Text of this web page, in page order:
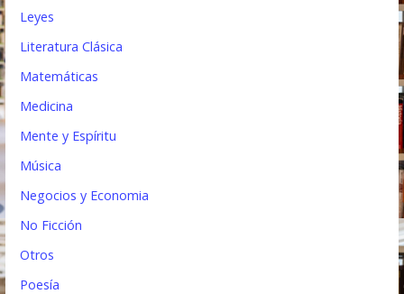
Leyes
Literatura Clásica
Matemáticas
Medicina
Mente y Espíritu
Música
Negocios y Economia
No Ficción
Otros
Poesía